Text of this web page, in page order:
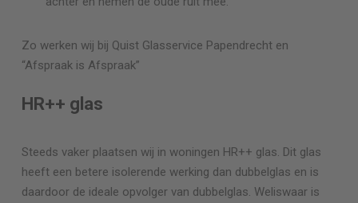
Zo werken wij bij Quist Glasservice Papendrechten
“Afspraak is Afspraak”
HR++ glas
Steeds vaker plaatsen wij in woningen HR++ glas. Dit glas
heeft een betere isolerende werking dan dubbelglas en is
daardoor de ideale opvolger van dubbelglas. Weliswaar is